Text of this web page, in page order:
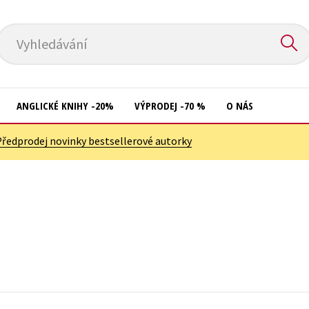
Vyhledávání
ANGLICKÉ KNIHY -20% VÝPRODEJ -70 % O NÁS
novinky bestsellerové autorky